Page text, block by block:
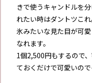
きで使うキャンドルを
れたい時はダントツこれ
氷みたいな見た目が可
なれます。
1個2,500円もするので
ておくだけで可愛いの